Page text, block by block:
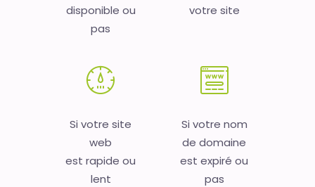
disponible ou
pas
votre site
Si votre site
web
est rapide ou
lent
Si votre nom
de domaine
est expiré ou
pas